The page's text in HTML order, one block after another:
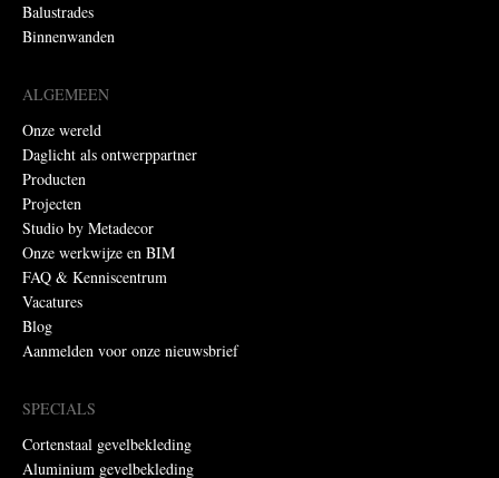
Balustrades
Binnenwanden
ALGEMEEN
Onze wereld
Daglicht als ontwerppartner
Producten
Projecten
Studio by Metadecor
Onze werkwijze en BIM
FAQ & Kenniscentrum
Vacatures
Blog
Aanmelden voor onze nieuwsbrief
SPECIALS
Cortenstaal gevelbekleding
Aluminium gevelbekleding